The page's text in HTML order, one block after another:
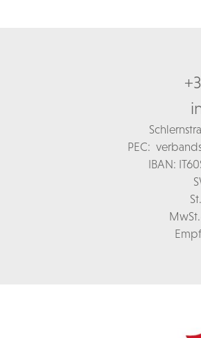
Schl
PEC:
IBAN: